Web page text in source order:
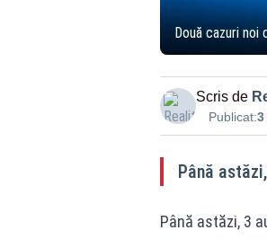
Două cazuri
Scris de
Publicat:3
Până
Până astăzi, 3